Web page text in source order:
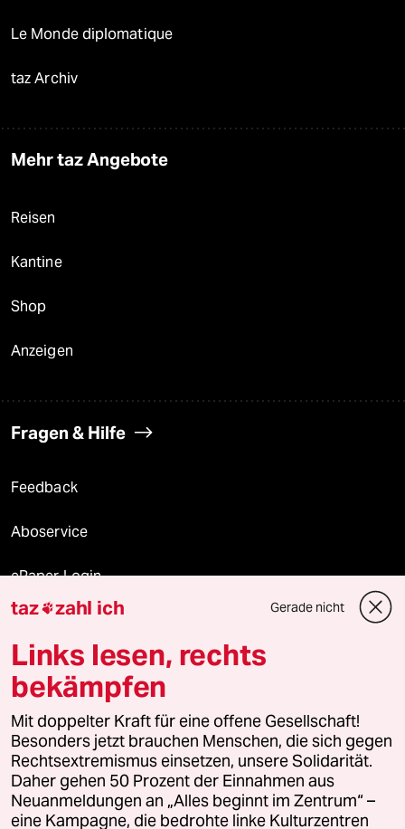
Le Monde diplomatique
taz Archiv
Mehr taz Angebote
Reisen
Kantine
Shop
Anzeigen
Fragen & Hilfe
Feedback
Aboservice
ePaper Login
Downloads für Abonnierende
© 2026 taz Verlags und Vertriebs GmbH
Alle Rechte vorbehalten. Bei rechtlichen Fragen oder für Genehmigungen
wenden Sie sich bitte an
lizenzen@taz.de
Feedback Redaktionsstatut Kommune-Richtlinien
taz zahl ich Gerade nicht
Links lesen, rechts
bekämpfen
Mit doppelter Kraft für eine offene Gesellschaft!
Besonders jetzt brauchen Menschen, die sich gegen
Rechtsextremismus einsetzen, unsere Solidarität.
Daher gehen 50 Prozent der Einnahmen aus
Neuanmeldungen an „Alles beginnt im Zentrum“ –
eine Kampagne, die bedrohte linke Kulturzentren